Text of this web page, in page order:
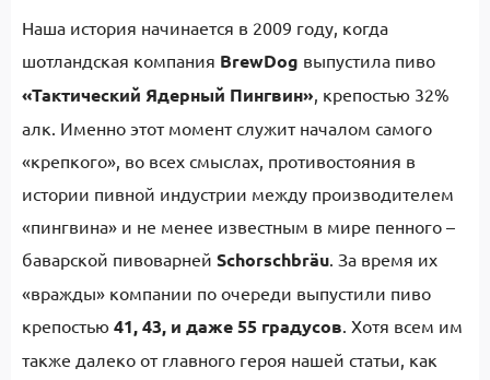
Наша история начинается в 2009 году, когда
шотландская компания BrewDog выпустила пиво
«Тактический Ядерный Пингвин», крепостью 32%
алк. Именно этот момент служит началом самого
«крепкого», во всех смыслах, противостояния в
истории пивной индустрии между производителем
«пингвина» и не менее известным в мире пенного –
баварской пивоварней Schorschbräu. За время их
«вражды» компании по очереди выпустили пиво
крепостью 41, 43, и даже 55 градусов. Хотя всем им
также далеко от главного героя нашей статьи, как